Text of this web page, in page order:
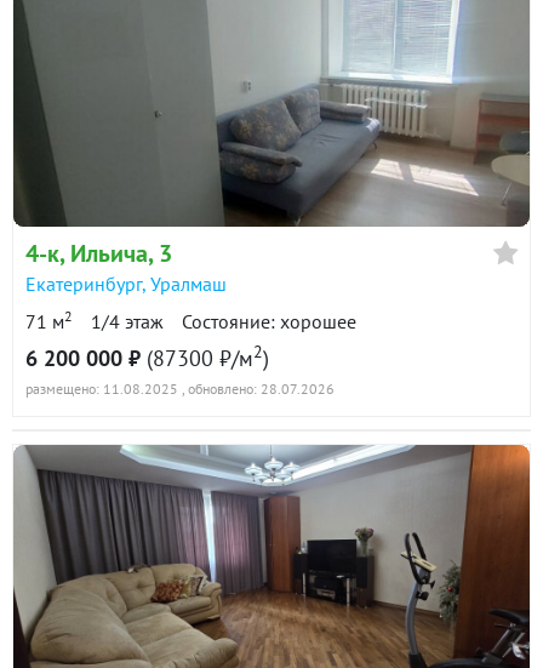
4-к, Ильича, 3
Екатеринбург, Уралмаш
71 м2 1/4 этаж Состояние: хорошее
6 200 000 ₽ (87300 ₽/м2)
размещено: 11.08.2025 , обновлено: 28.07.2026